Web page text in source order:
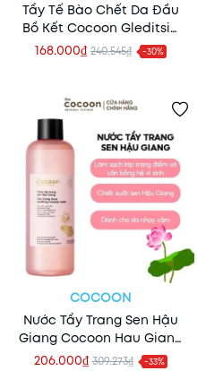
Tẩy Tế Bào Chết Da Đầu
Bồ Kết Cocoon Gleditsia
Scalp Scrub 200ml
168.000₫ 240.545₫ -30%
COCOON
Nước Tẩy Trang Sen Hậu
Giang Cocoon Hau Giang
Lotus Soothing Micellar
206.000₫ 309.273₫ -33%